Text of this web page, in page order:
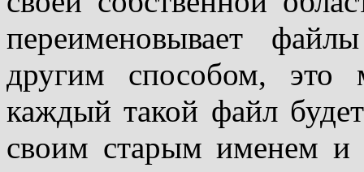
переименовывает
другим способом, это
каждый такой файл
своим старым именем